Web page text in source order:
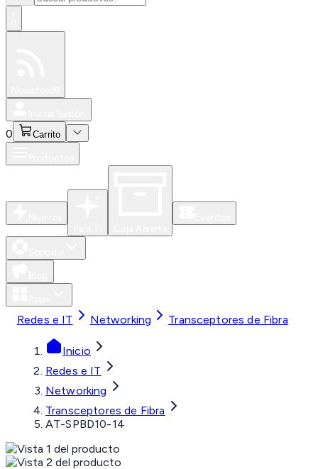
0 Carrito
Redes e IT Networking Transceptores de Fibra
Inicio
Redes e IT
Networking
Transceptores de Fibra
AT-SPBD10-14